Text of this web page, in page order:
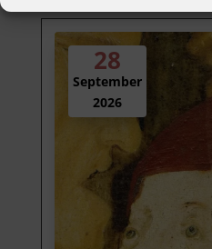
28
September
2026